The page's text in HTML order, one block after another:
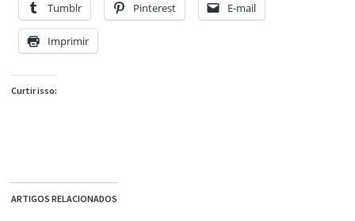
Tumblr Pinterest E-mail
Imprimir
Curtir isso:
ARTIGOS RELACIONADOS